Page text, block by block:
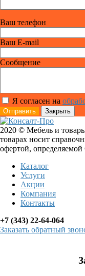
Ваш телефон
Ваш E-mail
Сообщение
Я согласен на
Отправить Закрыть
2020 © Мебель и
товарах носит
офертой,
Каталог
Услуги
Акции
Компания
Контакты
+7 (343) 22-64-064
Заказать обратный